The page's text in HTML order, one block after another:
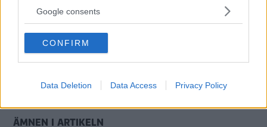
not limited to your visit or usage behaviour. You may click to
use your data for below specified purposes in below Google
consent section.
Google consents
CONFIRM
Data Deletion Data Access Privacy Policy
Genom att anmäla dig godkänner du OK-förlagets
ÄMNEN I ARTIKELN